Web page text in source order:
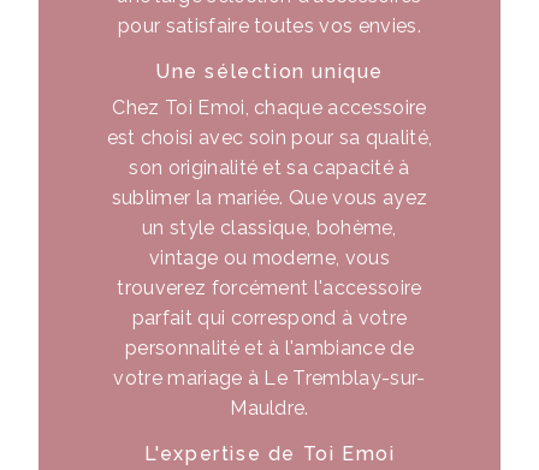
pour satisfaire toutes vos envies.
Une sélection unique
Chez Toi Emoi, chaque accessoire
est choisi avec soin pour sa qualité,
son originalité et sa capacité à
sublimer la mariée. Que vous ayez
un style classique, bohème,
vintage ou moderne, vous
trouverez forcément l'accessoire
parfait qui correspond à votre
personnalité et à l'ambiance de
votre mariage à Le Tremblay-sur-
Mauldre.
L'expertise de Toi Emoi